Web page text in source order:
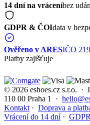
14 dní na vráceníbez
GDPR & ČOIdata v
Ověřeno v ARESIČO
Platby zajišťuje
© 2026 eshoes.cz s.r.o. ·
110 00 Praha 1 ·
Kontakt · Doprava a
Vrácení do 14 dní· GDPR